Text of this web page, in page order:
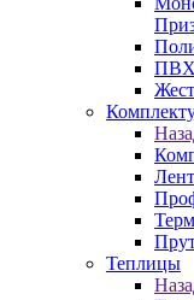
ПВХ
Теплицы